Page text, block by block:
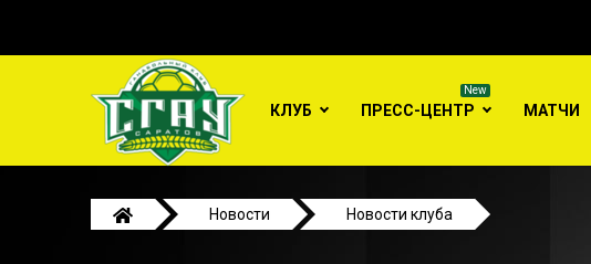
КЛУБ ПРЕСС-ЦЕНТР МАТЧИ
Новости
Новости клуба